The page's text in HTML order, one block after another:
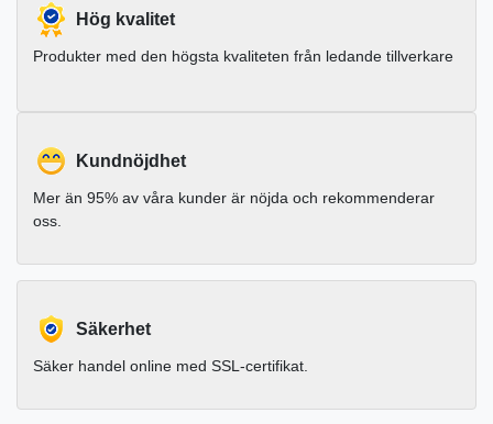
Hög kvalitet
Produkter med den högsta kvaliteten från ledande tillverkare
Kundnöjdhet
Mer än 95% av våra kunder är nöjda och rekommenderar
oss.
Säkerhet
Säker handel online med SSL-certifikat.